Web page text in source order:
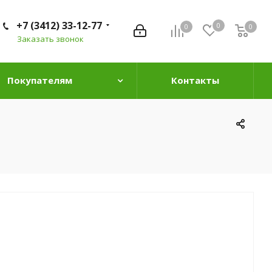
0 0 0
0
+7 (3412) 33-12-77
Заказать звонок
Покупателям Контакты